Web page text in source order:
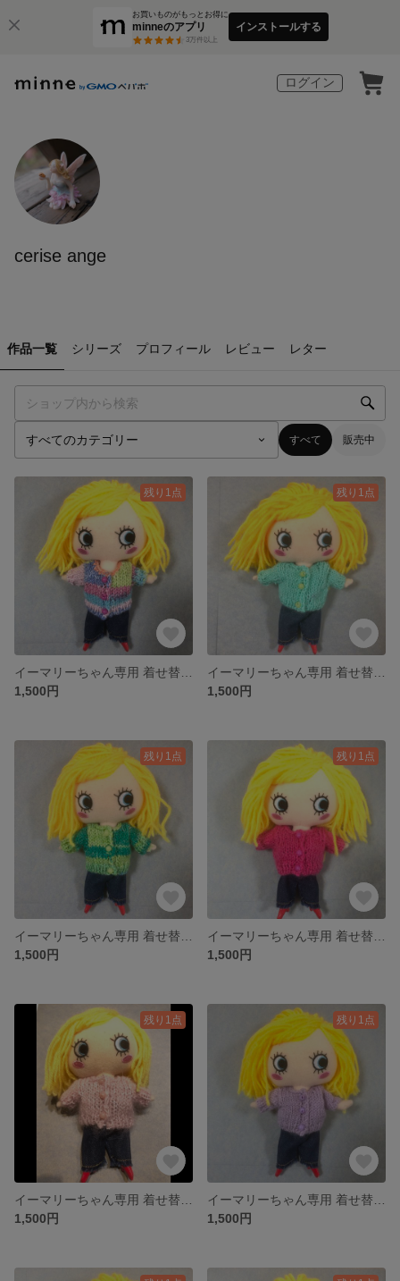
お買いものがもっとお得に
minneのアプリ
3万件以上
インストールする
ログイン
cerise ange
作品一覧 シリーズ プロフィール レビュー レター
すべて 販売中
残り1点
1,500円
残り1点
1,500円
残り1点
1,500円
残り1点
1,500円
残り1点
1,500円
残り1点
1,500円